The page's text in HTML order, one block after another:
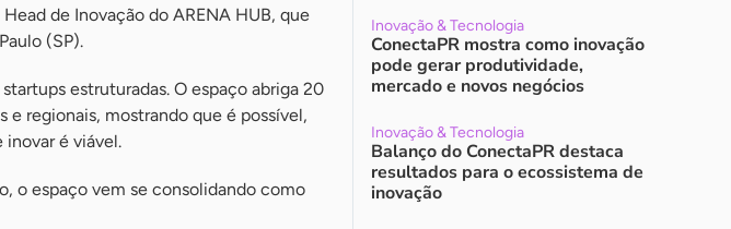
de Inovação do ARENA HUB, que
(SP).
estruturadas. O espaço abriga 20
regionais, mostrando que é possível,
inovar é viável.
o espaço vem se consolidando como
Inovação & Tecnologia
ConectaPR mostra como inovação
pode gerar produtividade,
mercado e novos negócios
Inovação & Tecnologia
Balanço do ConectaPR destaca
resultados para o ecossistema de
inovação